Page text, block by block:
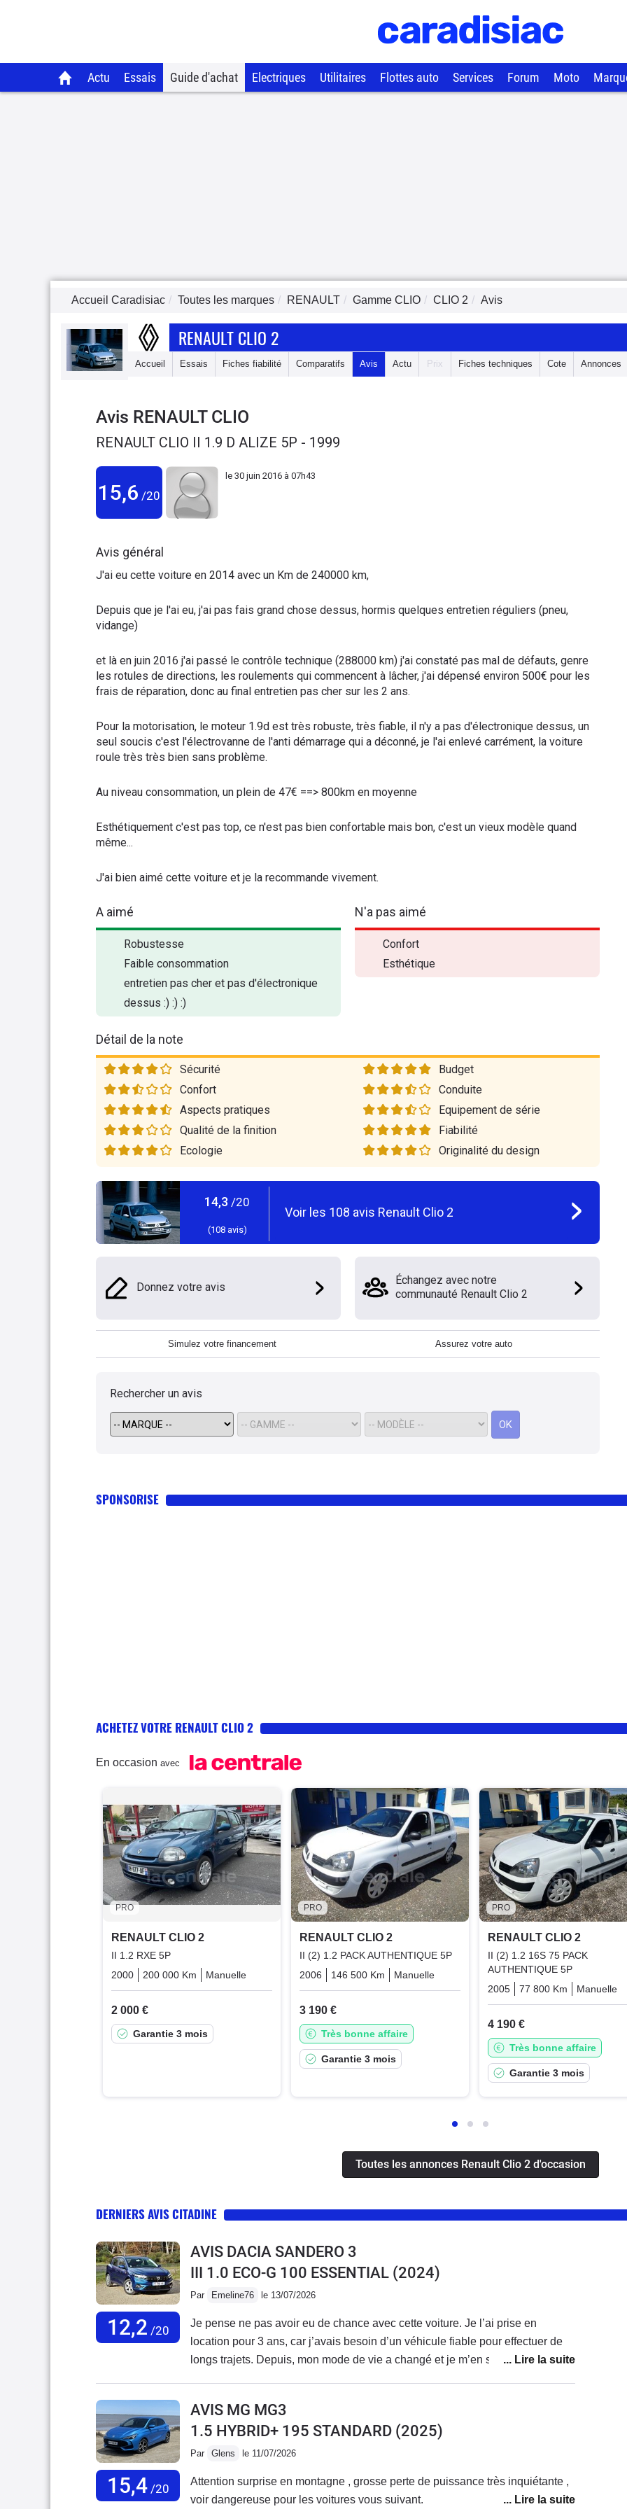
Actu Essais Guide d'achat Electriques Utilitaires Flottes auto Services Forum Moto
Accueil Caradisiac Toutes les marques RENAULT Gamme CLIO CLIO 2 Avis
RENAULT CLIO 2
Accueil Essais Fiches fiabilité Comparatifs Avis Actu Prix Fiches techniques Cote Annonces
Avis RENAULT CLIO
RENAULT CLIO II 1.9 D ALIZE 5P - 1999
15,6 /20
le 30 juin 2016 à 07h43
Avis général
J'ai eu cette voiture en 2014 avec un Km de 240000 km,
Depuis que je l'ai eu, j'ai pas fais grand chose dessus, hormis quelques entretien réguliers (pneu,
vidange)
et là en juin 2016 j'ai passé le contrôle technique (288000 km) j'ai constaté pas mal de défauts, genre
les rotules de directions, les roulements qui commencent à lâcher, j'ai dépensé environ 500€ pour les
frais de réparation, donc au final entretien pas cher sur les 2 ans.
Pour la motorisation, le moteur 1.9d est très robuste, très fiable, il n'y a pas d'électronique dessus, un
seul soucis c'est l'électrovanne de l'anti démarrage qui a déconné, je l'ai enlevé carrément, la voiture
roule très très bien sans problème.
Au niveau consommation, un plein de 47€ ==> 800km en moyenne
Esthétiquement c'est pas top, ce n'est pas bien confortable mais bon, c'est un vieux modèle quand
même...
J'ai bien aimé cette voiture et je la recommande vivement.
A aimé
Robustesse
Faible consommation
entretien pas cher et pas d'électronique
dessus :) :) :)
N'a pas aimé
Confort
Esthétique
Détail de la note
Sécurité
Budget
Confort
Conduite
Aspects pratiques
Equipement de série
Qualité de la finition
Fiabilité
Ecologie
Originalité du design
14,3 /20
(108avis)
Voir les 108 avis Renault Clio 2
Donnez votre avis
Échangez avec notre
communauté Renault Clio 2
Simulez votre financement Assurez votre auto
Rechercher un avis
OK
SPONSORISE
ACHETEZ VOTRE RENAULT CLIO 2
En occasion avec
PRO
RENAULT CLIO 2
II 1.2 RXE 5P
2000
200 000 Km Manuelle
2 000 €
Garantie 3 mois
PRO
RENAULT CLIO 2
II (2) 1.2 PACK AUTHENTIQUE 5P
2006
146 500 Km Manuelle
3 190 €
Très bonne affaire
Garantie 3 mois
PRO
RENAULT CLIO 2
II (2) 1.2 16S 75 PACK
AUTHENTIQUE 5P
2005
77 800 Km Manuelle
4 190 €
Très bonne affaire
Garantie 3 mois
Toutes les annonces Renault Clio 2 d'occasion
DERNIERS AVIS CITADINE
12,2 /20
AVIS DACIA SANDERO 3
III 1.0 ECO-G 100 ESSENTIAL (2024)
Par Emeline76 le 13/07/2026
Je pense ne pas avoir eu de chance avec cette voiture. Je l’ai prise en
location pour 3 ans, car j’avais besoin d’un véhicule fiable pour effectuer de
longs trajets. Depuis, mon mode de vie a changé et je m’en sers très peu.
actuel.Malheureusement, depuis quelque temps, les problèmes s’enchaînent,
au point que je n’ai plus confiance pour partir en vacances avec elle, alors
que c’est désormais son principal usage.Tout d’abord, un point qui n’est pas
ou en rupture de stock depuis février-mars. Il faut surveiller les
réapprovisionnements, mais comme j’utilise peu la voiture, il est difficile de
15,4/20
AVIS MG MG3
1.5 HYBRID+ 195 STANDARD (2025)
Par Glens le 11/07/2026
Attention surprise en montagne , grosse perte de puissance très inquiétante ,
voir dangereuse pour les voitures vous suivant.